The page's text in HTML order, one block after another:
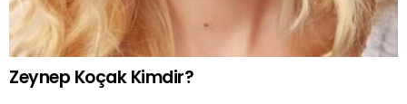
Zeynep Koçak Kimdir?